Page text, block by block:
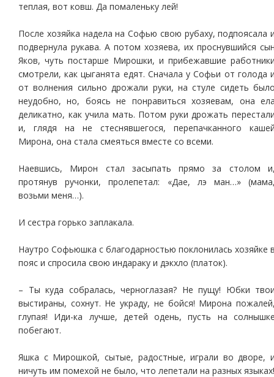
теплая, вот ковш. Да помаленьку лей!
После хозяйка надела на Софью свою рубаху, подпоясала
подвернула рукава. А потом хозяева, их проснувшийся
Яков, чуть постарше Мирошки, и прибежавшие
смотрели, как цыганята едят. Сначала у Софьи от голода
от волнения сильно дрожали руки, на стуле сидеть
неудобно, но, боясь не понравиться хозяевам, она
деликатно, как учила мать. Потом руки дрожать
и, глядя на не стеснявшегося, перепачканного
Мирона, она стала смеяться вместе со всеми.
Наевшись, Мирон стал засыпать прямо за столом
протянув ручонки, пролепетал: «Дае, лэ ман…»
возьми меня…).
И сестра горько заплакала.
Наутро Софьюшка с благодарностью поклонилась хозяйке
пояс и спросила свою индараку и дэкхло (платок).
– Ты куда собралась, черноглазая? Не пущу! Юбки
выстираны, сохнут. Не украду, не бойся! Мирона
глупая! Иди-ка лучше, детей одень, пусть на
побегают.
Яшка с Мирошкой, сытые, радостные, играли во дворе,
ничуть им помехой не было, что лепетали на разных языках!